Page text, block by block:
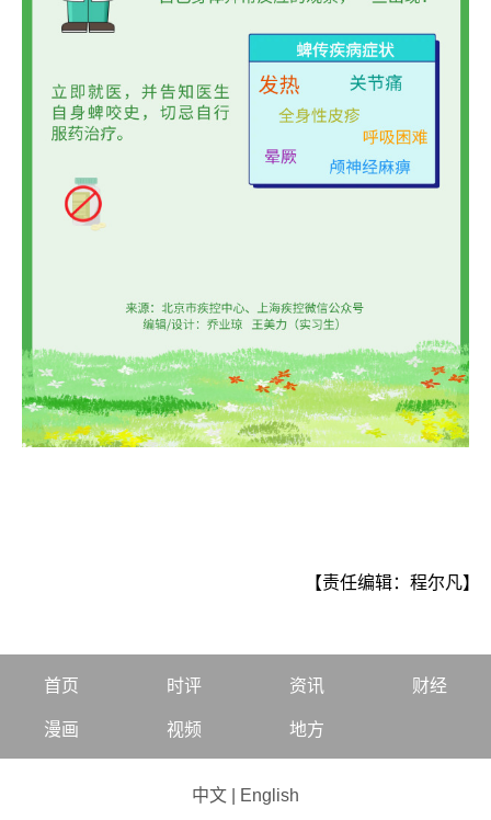
【责任编辑：程尔凡】
首页 时评 资讯 财经
漫画 视频 地方
中文 English